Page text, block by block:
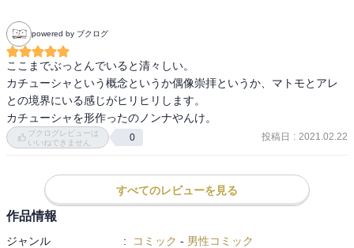
powered by ブクログ
ここまでぶっとんでいると清々しい。
カチューシャという概念というか偶像崇拝というか、マトモとアレ
との境界にいる感じがヒリヒリします。
カチューシャを形作ったのノンナやんけ。
ブクログレビューは
いいねできません
0 投稿日 : 2021.02.22
すべてのレビューを見る
作品情報
ジャンル : コミック - 男性コミック